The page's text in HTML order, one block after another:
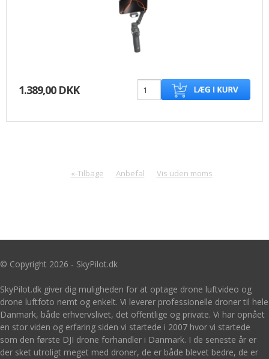
1.389,00 DKK
«-Tilbage Anbefal Vis uden moms
© Copyright 2026 - SkyPilot.dk
SkyPilot.dk giver dig muligheden for at optage drone luftvideo og
drone luftfoto nemt og enkelt. Vi leverer professionelle droner til hele
Danmark, både erhvervslivet, det offentlige og private. Vi har opnået
en stor viden og erfaring siden vi startede i 2007 hvor vi startede
som den første DJI drone forhandler i Danmark. I de seneste år er
der sket utroligt meget med droner, de er både blevet bedre, de er